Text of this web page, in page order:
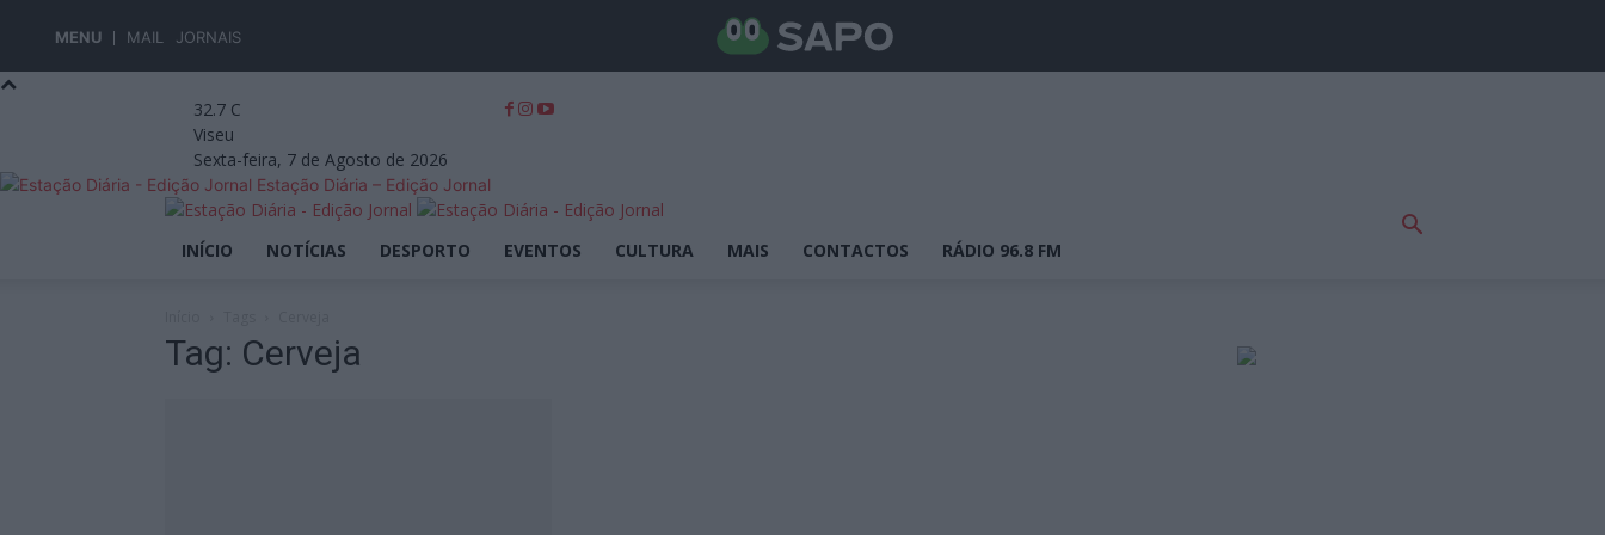
MENU MAIL JORNAIS
32.7 C
Viseu
Sexta-feira, 7 de Agosto de 2026
Estação Diária – Edição Jornal
INÍCIO NOTÍCIAS DESPORTO EVENTOS CULTURA MAIS CONTACTOS RÁDIO 96.8 FM
Tag: Cerveja